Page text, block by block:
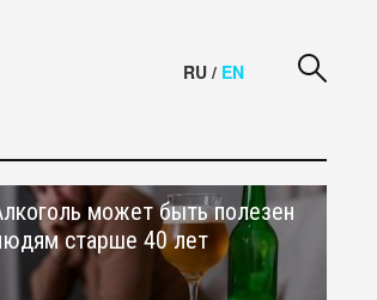
RU / EN
может быть полезен
старше 40 лет